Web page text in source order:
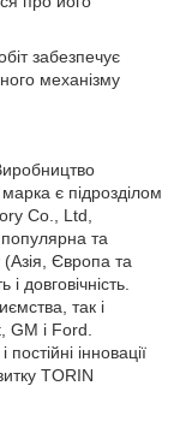
забезпечує
механізму
є підрозділом
Co., Ltd,
та
(Азія, Європа та
довговічність.
так і
GM і Ford.
інновації
TORIN